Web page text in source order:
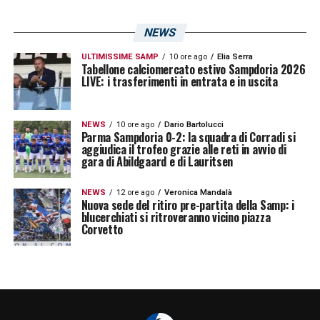
NEWS
ULTIMISSIME SAMP 10 ore ago Elia Serra
Tabellone calciomercato estivo Sampdoria 2026
LIVE: i trasferimenti in entrata e in uscita
NEWS 10 ore ago Dario Bartolucci
Parma Sampdoria 0-2: la squadra di Corradi si
aggiudica il trofeo grazie alle reti in avvio di
gara di Abildgaard e di Lauritsen
NEWS 12 ore ago Veronica Mandalà
Nuova sede del ritiro pre-partita della Samp: i
blucerchiati si ritroveranno vicino piazza
Corvetto